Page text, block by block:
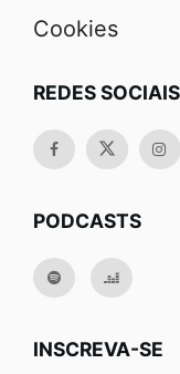
Cookies
REDES SOCIAIS
PODCASTS
INSCREVA-SE